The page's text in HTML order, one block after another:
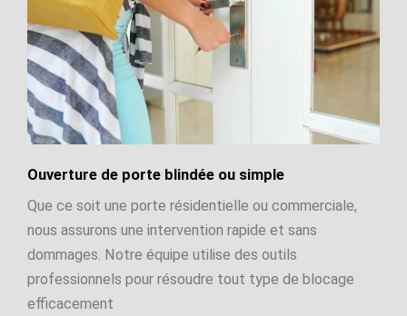
Ouverture de porte blindée ou simple
Que ce soit une porte résidentielle ou commerciale,
nous assurons une intervention rapide et sans
dommages. Notre équipe utilise des outils
professionnels pour résoudre tout type de blocage
efficacement